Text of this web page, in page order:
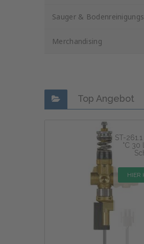
Sauger &
Merchandising
Top Angebot
ST-
°C
HIER